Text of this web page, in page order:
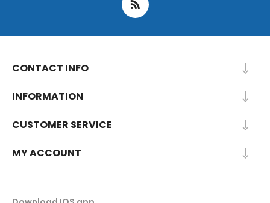
CONTACT INFO
INFORMATION
CUSTOMER SERVICE
MY ACCOUNT